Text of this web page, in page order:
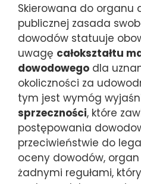
Skierowana do organu
publicznej zasada
dowodów statuuje
uwagę całokształtu
dowodowego dla
okoliczności za
tym jest wymóg
sprzeczności, które
postępowania
przeciwieństwie do
oceny dowodów,
żadnymi regułami,